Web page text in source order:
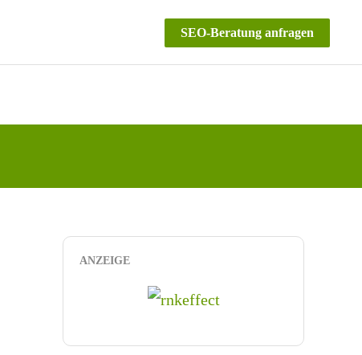
SEO-Beratung anfragen
ANZEIGE